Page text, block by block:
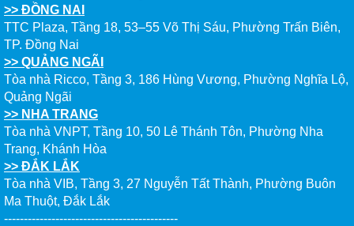
>> ĐỒNG NAI
TTC Plaza, Tầng 18, 53–55 Võ Thị Sáu, Phường Trấn Biên,
TP. Đồng Nai
>> QUẢNG NGÃI
Tòa nhà Ricco, Tầng 3, 186 Hùng Vương, Phường Nghĩa Lộ,
Quảng Ngãi
>> NHA TRANG
Tòa nhà VNPT, Tầng 10, 50 Lê Thánh Tôn, Phường Nha
Trang, Khánh Hòa
>> ĐẮK LẮK
Tòa nhà VIB, Tầng 3, 27 Nguyễn Tất Thành, Phường Buôn
Ma Thuột, Đắk Lắk
--------------------------------------------